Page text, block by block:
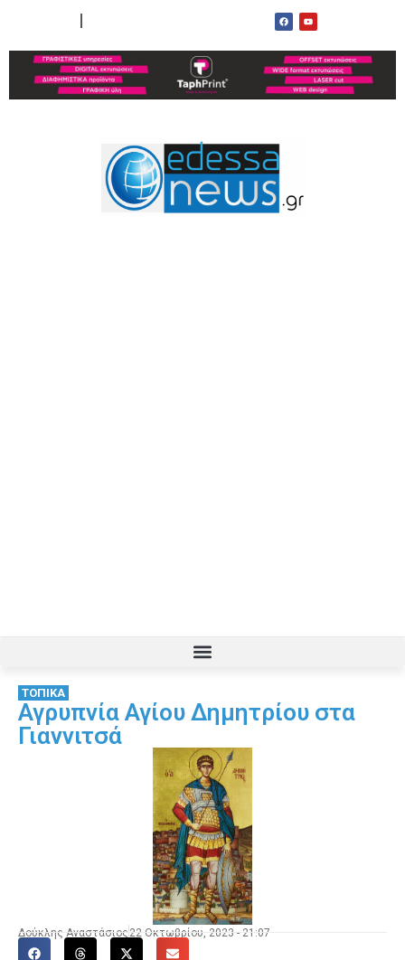
ΤΟΠΙΚΑ
Αγρυπνία Αγίου Δημητρίου στα
Γιαννιτσά
Δούκλης Αναστάσιος 22 Οκτωβρίου, 2023 - 21:07